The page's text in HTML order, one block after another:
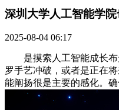
深圳大学人工智能学
2025-08-04 06:17
是摸索人工智能成长布
罗手艺冲破，或者是正在
能阐扬很是主要的感化。